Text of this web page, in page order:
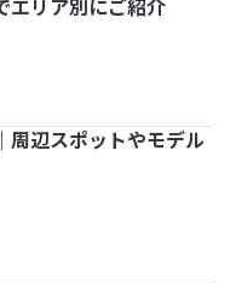
から映えスポットまで
エリア別にご紹介
デルコースもご紹介
周辺スポットやモデル